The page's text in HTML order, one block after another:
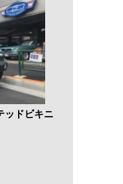
ッドビキニ